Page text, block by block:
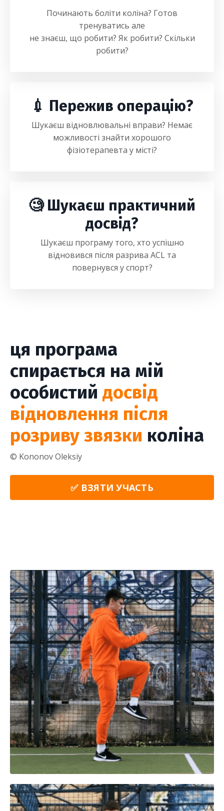
Починають боліти коліна? Готов
тренуватись але
не знаєш, що робити? Як робити? Скільки
робити?
💉 Пережив операцію?
Шукаєш відновлювальні вправи? Немає
можливості знайти хорошого
фізіотерапевта у місті?
🧐 Шукаєш практичний
досвід?
Шукаєш програму того, хто успішно
відновився після разрива ACL та
повернувся у спорт?
ця програма
спирається на мій
особистий досвід
відновлення після
розриву звязки коліна
© Kononov Oleksiy
✅ ВЗЯТИ УЧАСТЬ